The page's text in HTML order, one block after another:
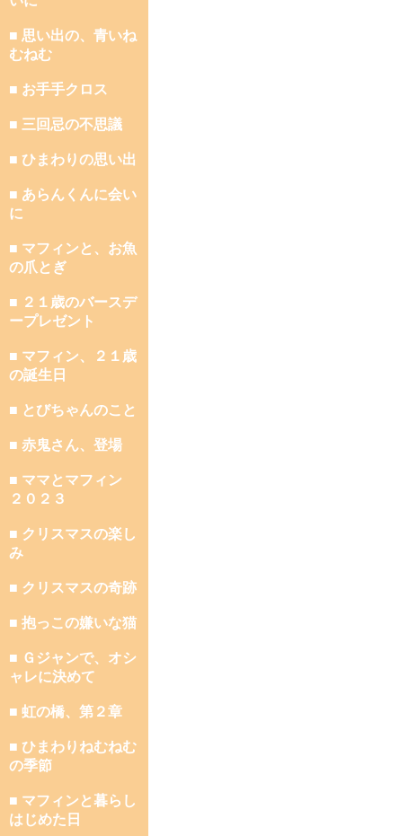
■ 思い出の、青いね
むねむ
■ お手手クロス
■ 三回忌の不思議
■ ひまわりの思い出
■ あらんくんに会い
に
■ マフィンと、お魚
の爪とぎ
■ ２１歳のバースデ
ープレゼント
■ マフィン、２１歳
の誕生日
■ とびちゃんのこと
■ 赤鬼さん、登場
■ ママとマフィン
２０２３
■ クリスマスの楽し
み
■ クリスマスの奇跡
■ 抱っこの嫌いな猫
■ Ｇジャンで、オシ
ャレに決めて
■ 虹の橋、第２章
■ ひまわりねむねむ
の季節
■ マフィンと暮らし
はじめた日